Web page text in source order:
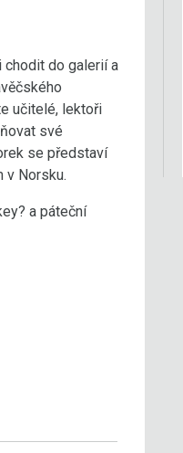
chodit do galerií a
učitelé, lektoři
své
se představí
v Norsku.
a páteční